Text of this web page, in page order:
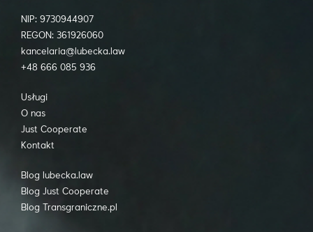
NIP: 9730944907
REGON: 361926060
kancelaria@lubecka.law
+48 666 085 936
Usługi
O nas
Just Cooperate
Kontakt
Blog lubecka.law
Blog Just Cooperate
Blog Transgraniczne.pl